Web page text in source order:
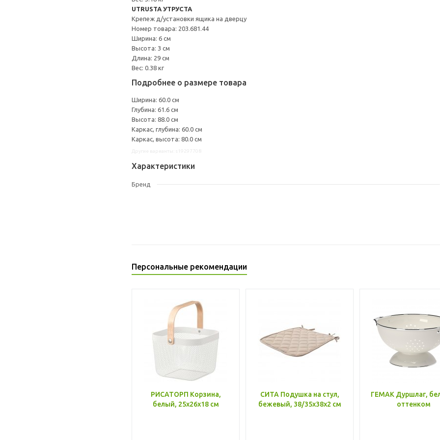
UTRUSTA УТРУСТА
Крепеж д/установки ящика на дверцу
Номер товара: 203.681.44
Ширина: 6 см
Высота: 3 см
Длина: 29 см
Вес: 0.38 кг
Подробнее о размере товара
Ширина: 60.0 см
Глубина: 61.6 см
Высота: 88.0 см
Каркас, глубина: 60.0 см
Каркас, высота: 80.0 см
Характеристики
Бренд
Персональные рекомендации
РИСАТОРП Корзина,
белый, 25x26x18 см
СИТА Подушка на стул,
бежевый, 38/35x38x2 см
ГЕМАК Дуршлаг,
оттенком